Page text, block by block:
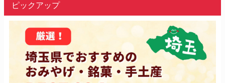
ピックアップ